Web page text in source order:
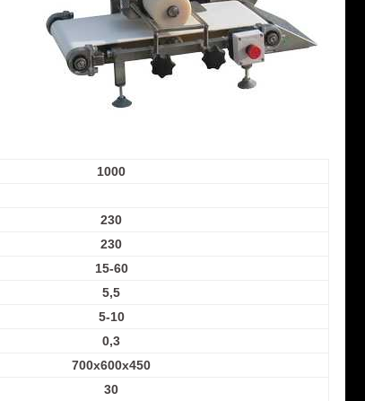
1000
230
230
15-60
5,5
5-10
0,3
700х600х450
30